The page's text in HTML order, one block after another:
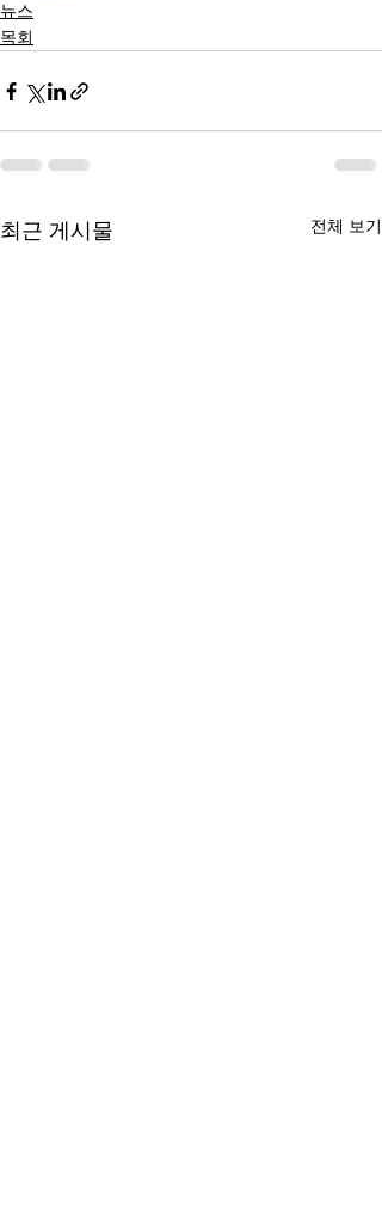
뉴스
목회
최근 게시물 전체 보기